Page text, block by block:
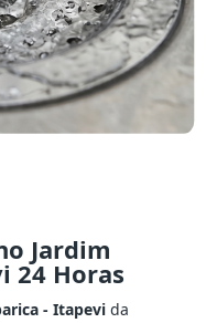
Jardim
24 Horas
- Itapevida